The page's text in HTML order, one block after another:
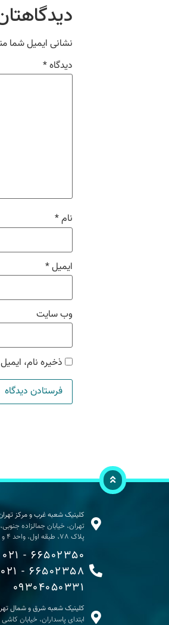
نشانی ایمیل شما
دیدگاه*
نام*
ایمیل*
وب‌ سایت
ذخیره نام،
کلینیک شعبه غرب و مرکز
تهران، خیابان جمالزاده
پلاک 78، طبقه اول، واحد 4 و 5
66502350 - 021
66502358 - 021
09304050331
کلینیک شعبه شرق و شمال
ابتدای پاسداران، خیابان